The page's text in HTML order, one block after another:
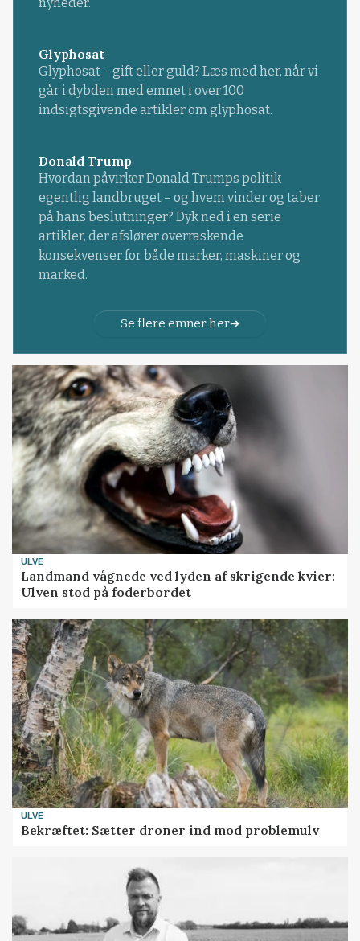
Glyphosat
Glyphosat – gift eller guld? Læs med her, når vi
går i dybden med emnet i over 100
indsigtsgivende artikler om glyphosat.
Donald Trump
Hvordan påvirker Donald Trumps politik
egentlig landbruget – og hvem vinder og taber
på hans beslutninger? Dyk ned i en serie
artikler, der afslører overraskende
konsekvenser for både marker, maskiner og
marked.
Se flere emner her
ULVE
Landmand vågnede ved lyden af skrigende kvier:
Ulven stod på foderbordet
ULVE
Bekræftet: Sætter droner ind mod problemulv